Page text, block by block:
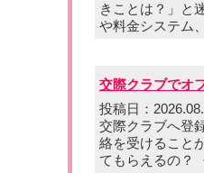
きことは？」と
や料金システム
交際クラブでオ
投稿日：
交際クラブへ登
絡を受けること
てもらえるの？